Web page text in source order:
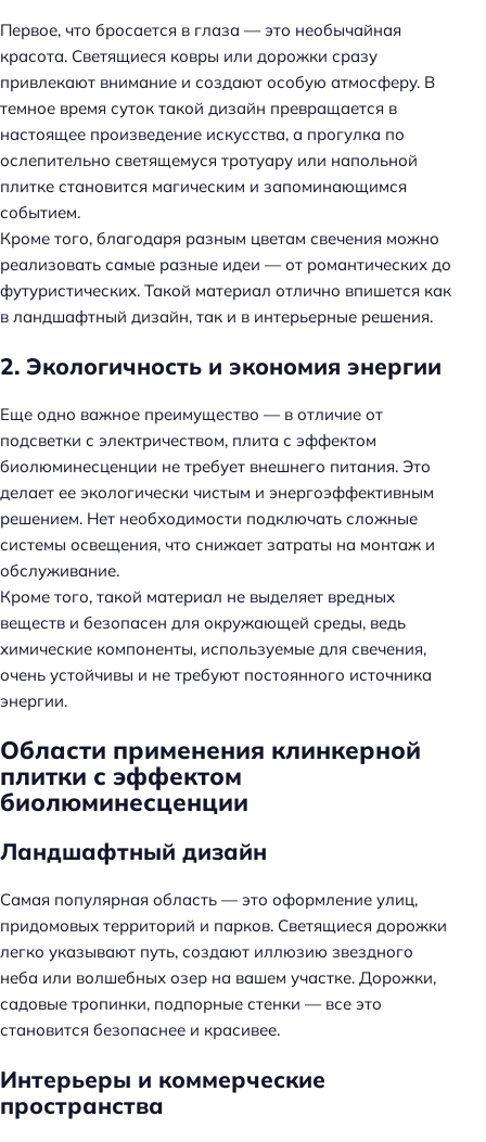
Первое, что бросается в глаза — это необычайная
красота. Светящиеся ковры или дорожки сразу
привлекают внимание и создают особую атмосферу. В
темное время суток такой дизайн превращается в
настоящее произведение искусства, а прогулка по
ослепительно светящемуся тротуару или напольной
плитке становится магическим и запоминающимся
событием.
Кроме того, благодаря разным цветам свечения можно
реализовать самые разные идеи — от романтических до
футуристических. Такой материал отлично впишется как
в ландшафтный дизайн, так и в интерьерные решения.
2. Экологичность и экономия энергии
Еще одно важное преимущество — в отличие от
подсветки с электричеством, плита с эффектом
биолюминесценции не требует внешнего питания. Это
делает ее экологически чистым и энергоэффективным
решением. Нет необходимости подключать сложные
системы освещения, что снижает затраты на монтаж и
обслуживание.
Кроме того, такой материал не выделяет вредных
веществ и безопасен для окружающей среды, ведь
химические компоненты, используемые для свечения,
очень устойчивы и не требуют постоянного источника
энергии.
Области применения клинкерной
плитки с эффектом
биолюминесценции
Ландшафтный дизайн
Самая популярная область — это оформление улиц,
придомовых территорий и парков. Светящиеся дорожки
легко указывают путь, создают иллюзию звездного
неба или волшебных озер на вашем участке. Дорожки,
садовые тропинки, подпорные стенки — все это
становится безопаснее и красивее.
Интерьеры и коммерческие
пространства